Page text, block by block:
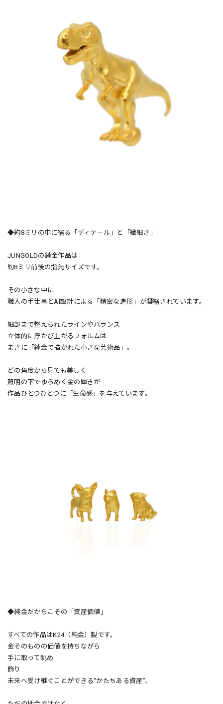
◆約8ミリの中に宿る「ディテール」と「繊細さ」
JUNGOLDの純金作品は
約8ミリ前後の指先サイズです。
その小さな中に
職人の手仕事とAI設計による「精密な造形」が凝縮されています。
細部まで整えられたラインやバランス
立体的に浮かび上がるフォルムは
まさに「純金で描かれた小さな芸術品」。
どの角度から見ても美しく
照明の下でゆらめく金の輝きが
作品ひとつひとつに「生命感」を与えています。
◆純金だからこその「資産価値」
すべての作品はK24（純金）製です。
金そのものの価値を持ちながら
手に取って眺め
飾り
未来へ受け継ぐことができる“かたちある資産”。